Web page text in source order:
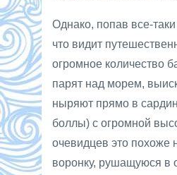
Однако, попав все-
что видит
огромное количество
парят над морем,
ныряют прямо в
боллы) с огромной
очевидцев это похоже
воронку, рушащуюся в